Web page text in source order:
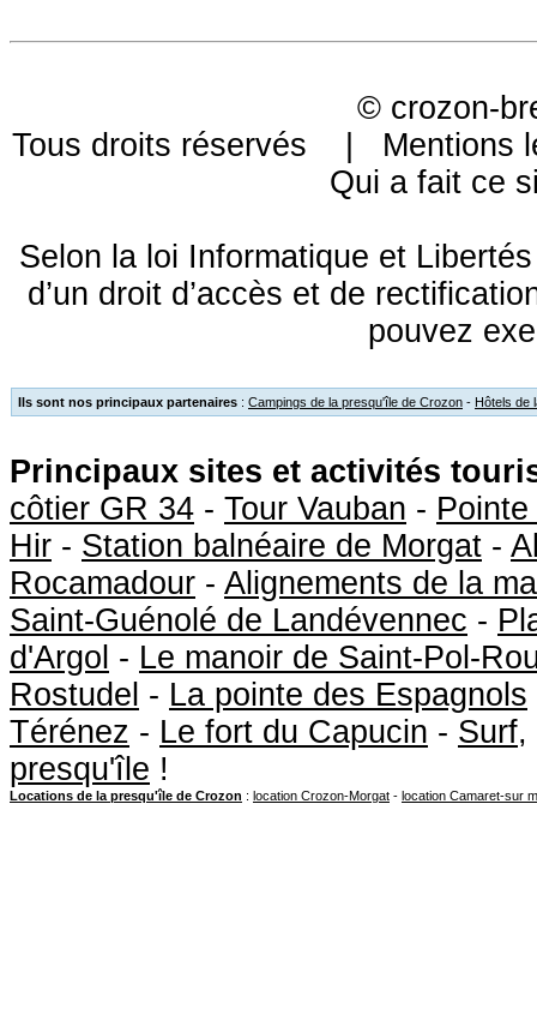
© crozon-
Tous droits réservés | Mentions
Qui a fait ce
Selon la loi Informatique et
d’un droit d’accès et de
pouvez
Ils sont nos principaux partenaires : Campings de la presqu'île de Crozon - Hôtels de
Principaux sites et activités
côtier GR 34 - Tour Vauban -
Hir - Station balnéaire de Morgat -
Rocamadour - Alignements de la
Saint-Guénolé de Landévennec -
d'Argol - Le manoir de Saint-Pol-
Rostudel - La pointe des Espagnols
Térénez - Le fort du Capucin - Surf,
presqu'île !
Locations de la presqu'île de Crozon : location Crozon-Morgat - location Camaret-sur